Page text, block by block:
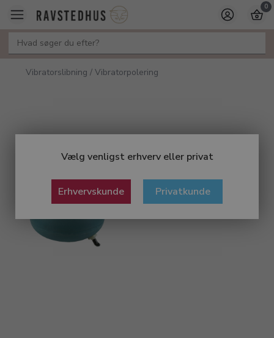
Vælg venligst erhverv eller privat
Erhvervskunde Privatkunde
0
Vibratorslibning / Vibratorpolering